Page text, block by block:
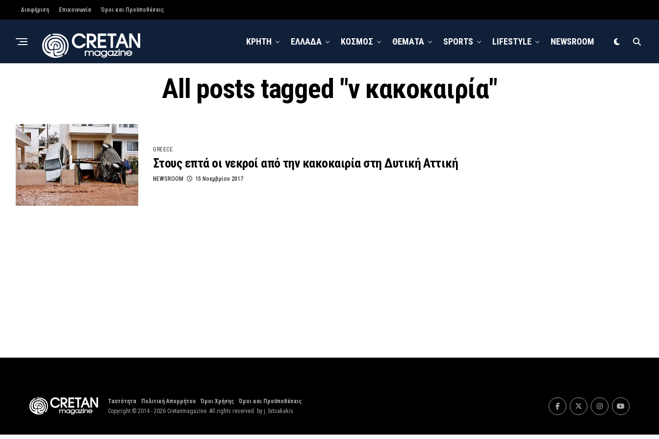
Διαφήμιση Επικοινωνία Όροι και Προϋποθέσεις
ΚΡΗΤΗ ΕΛΛΑΔΑ ΚΟΣΜΟΣ ΘΕΜΑΤΑ SPORTS LIFESTYLE NEWSROOM
All posts tagged "ν κακοκαιρία"
GREECE
Στους επτά οι νεκροί από την κακοκαιρία στη Δυτική Αττική
NEWSROOM 15 Νοεμβρίου 2017
Ταυτότητα Πολιτική Απορρήτου Όροι Χρήσης
Όροι και Προϋποθέσεις
Copyright © 2014 - 2026 Cretanmagazine. All rights reserved. by j. bitsakakis